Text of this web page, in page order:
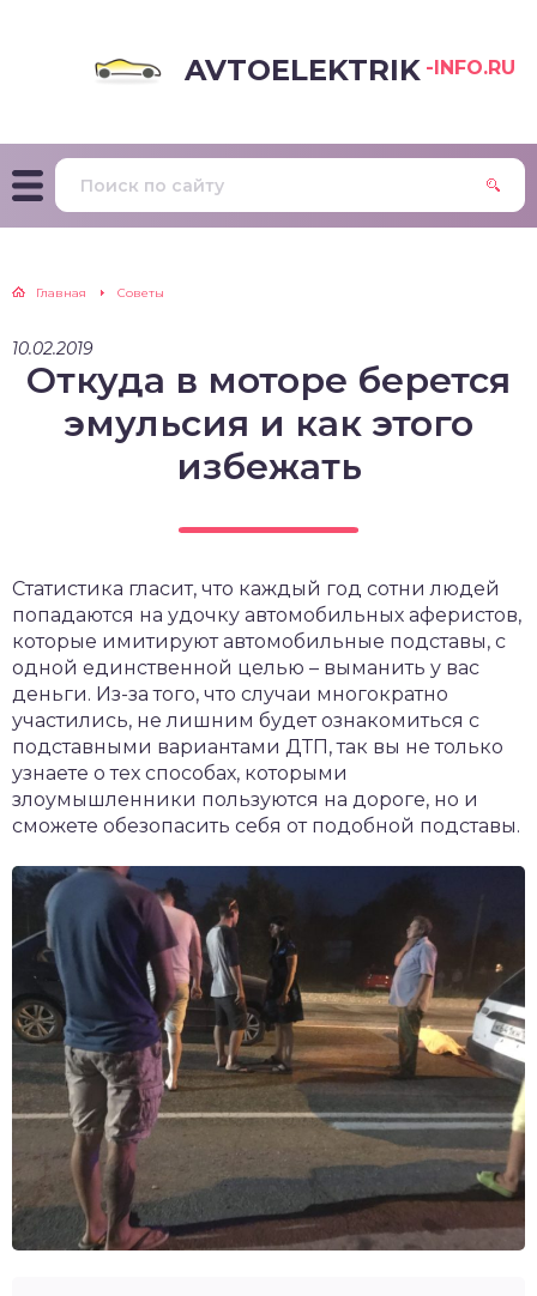
AVTOELEKTRIK -INFO.RU
Главная Советы
10.02.2019
Откуда в моторе берется
эмульсия и как этого
избежать
Статистика гласит, что каждый год сотни людей
попадаются на удочку автомобильных аферистов,
которые имитируют автомобильные подставы, с
одной единственной целью – выманить у вас
деньги. Из-за того, что случаи многократно
участились, не лишним будет ознакомиться с
подставными вариантами ДТП, так вы не только
узнаете о тех способах, которыми
злоумышленники пользуются на дороге, но и
сможете обезопасить себя от подобной подставы.